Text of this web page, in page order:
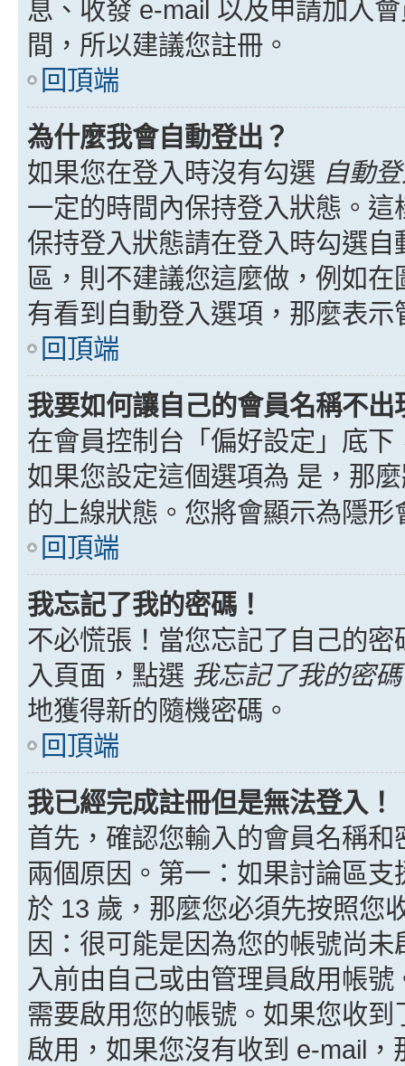
息、收發 e-mail 以及申請加入
間，所以建議您註冊。
回頂端
為什麼我會自動登出？
如果您在登入時沒有勾選 自動
一定的時間內保持登入狀態。
保持登入狀態請在登入時勾選
區，則不建議您這麼做，例如
有看到自動登入選項，那麼表
回頂端
我要如何讓自己的會員名稱不
在會員控制台「偏好設定」底
如果您設定這個選項為 是 ，那
的上線狀態。您將會顯示為隱形
回頂端
我忘記了我的密碼！
不必慌張！當您忘記了自己的
入頁面，點選 我忘記了我的密碼
地獲得新的隨機密碼。
回頂端
我已經完成註冊但是無法登入！
首先，確認您輸入的會員名稱
兩個原因。第一：如果討論區
於 13 歲，那麼您必須先按照您
因：很可能是因為您的帳號尚
入前由自己或由管理員啟用帳
需要啟用您的帳號。如果您收
啟用，如果您沒有收到 e-mail